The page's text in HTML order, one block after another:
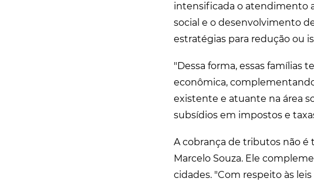
intensificada o atendimento
social e o desenvolvimento
estratégias para redução ou
"Dessa forma, essas famílias
econômica,
existente e atuante na área
subsídios em impostos e
A cobrança de tributos não é
Marcelo Souza. Ele
cidades. "Com respeito às